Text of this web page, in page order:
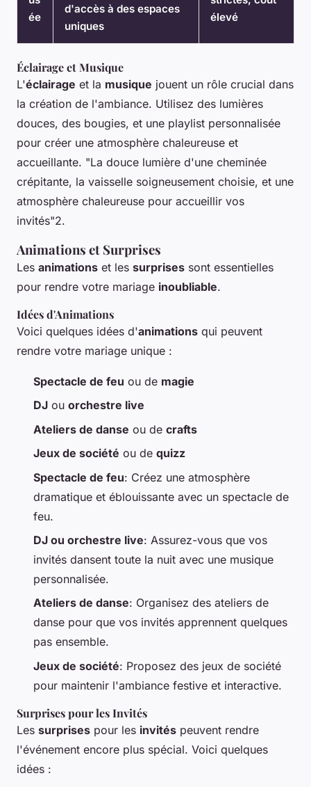
ée
d'accès à des espaces
uniques
élevé
Éclairage et Musique
L'éclairage et la musique jouent un rôle crucial dans
la création de l'ambiance. Utilisez des lumières
douces, des bougies, et une playlist personnalisée
pour créer une atmosphère chaleureuse et
accueillante. "La douce lumière d'une cheminée
crépitante, la vaisselle soigneusement choisie, et une
atmosphère chaleureuse pour accueillir vos
invités"2.
Animations et Surprises
Les animations et les surprises sont essentielles
pour rendre votre mariage inoubliable.
Idées d'Animations
Voici quelques idées d'animations qui peuvent
rendre votre mariage unique :
Spectacle de feu ou de magie
DJ ou orchestre live
Ateliers de danse ou de crafts
Jeux de société ou de quizz
Spectacle de feu: Créez une atmosphère
dramatique et éblouissante avec un spectacle de
feu.
DJ ou orchestre live: Assurez-vous que vos
invités dansent toute la nuit avec une musique
personnalisée.
Ateliers de danse: Organisez des ateliers de
danse pour que vos invités apprennent quelques
pas ensemble.
Jeux de société: Proposez des jeux de société
pour maintenir l'ambiance festive et interactive.
Surprises pour les Invités
Les surprises pour les invités peuvent rendre
l'événement encore plus spécial. Voici quelques
idées :